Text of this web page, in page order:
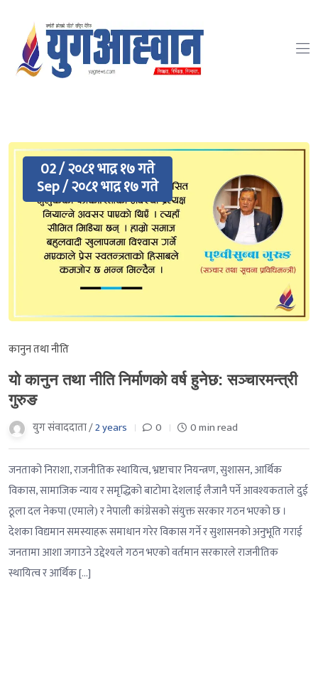
02 / २०८१ भाद्र १७ गते
Sep / २०८१ भाद्र १७ गते
कानुन तथा नीति
यो कानुन तथा नीति निर्माणको वर्ष हुनेछ: सञ्चारमन्त्री
गुरुङ
युग संवाददाता /2 years 0 0 min read
जनताको निराशा, राजनीतिक स्थायित्व, भ्रष्टाचार नियन्त्रण, सुशासन, आर्थिक
विकास, सामाजिक न्याय र समृद्धिको बाटोमा देशलाई लैजानै पर्ने आवश्यकताले दुई
ठूला दल नेकपा (एमाले) र नेपाली कांग्रेसको संयुक्त सरकार गठन भएको छ ।
देशका विद्यमान समस्याहरू समाधान गरेर विकास गर्ने र सुशासनको अनुभूति गराई
जनतामा आशा जगाउने उद्देश्यले गठन भएको वर्तमान सरकारले राजनीतिक
स्थायित्व र आर्थिक […]